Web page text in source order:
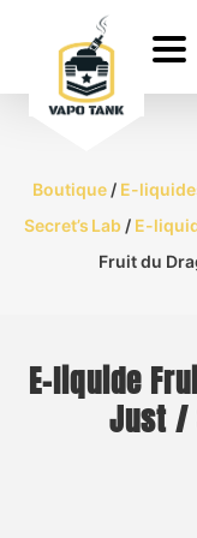
Boutique / E-
Secret’s Lab/ E-
Fruit du
E-liquide
Just /